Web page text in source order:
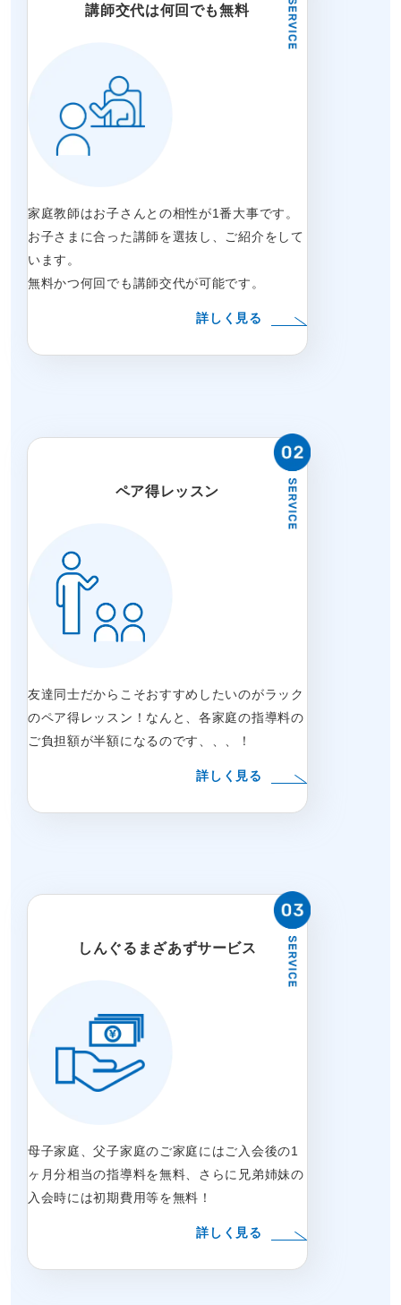
講師交代は何回でも無料
家庭教師はお子さんとの相性が1番大事です。
お子さまに合った講師を選抜し、ご紹介をして
います。
無料かつ何回でも講師交代が可能です。
詳しく見る
ペア得レッスン
友達同士だからこそおすすめしたいのがラック
のペア得レッスン！なんと、各家庭の指導料の
ご負担額が半額になるのです、、、！
詳しく見る
しんぐるまざあずサービス
母子家庭、父子家庭のご家庭にはご入会後の1
ヶ月分相当の指導料を無料、さらに兄弟姉妹の
入会時には初期費用等を無料！
詳しく見る